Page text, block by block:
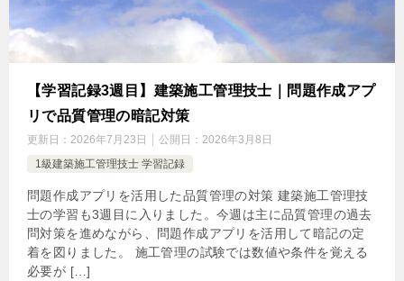
【学習記録3週目】建築施工管理技士｜問題作成アプ
リで品質管理の暗記対策
更新日： 2026年7月23日 公開日： 2026年3月8日
1級建築施工管理技士 学習記録
問題作成アプリを活用した品質管理の対策 建築施工管理技
士の学習も3週目に入りました。今週は主に品質管理の過去
問対策を進めながら、問題作成アプリを活用して暗記の定
着を図りました。 施工管理の試験では数値や条件を覚える
必要が […]